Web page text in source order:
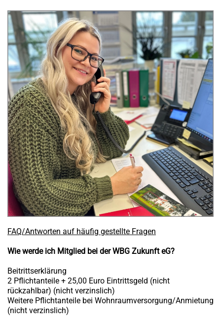
FAQ/Antworten auf häufig gestellte Fragen
Wie werde ich Mitglied bei der WBG Zukunft eG?
Beitrittserklärung
2 Pflichtanteile + 25,00 Euro Eintrittsgeld (nicht
rückzahlbar) (nicht verzinslich)
Weitere Pflichtanteile bei Wohnraumversorgung/Anmietung
(nicht verzinslich)